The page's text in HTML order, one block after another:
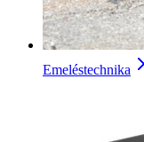
Emeléstechnika